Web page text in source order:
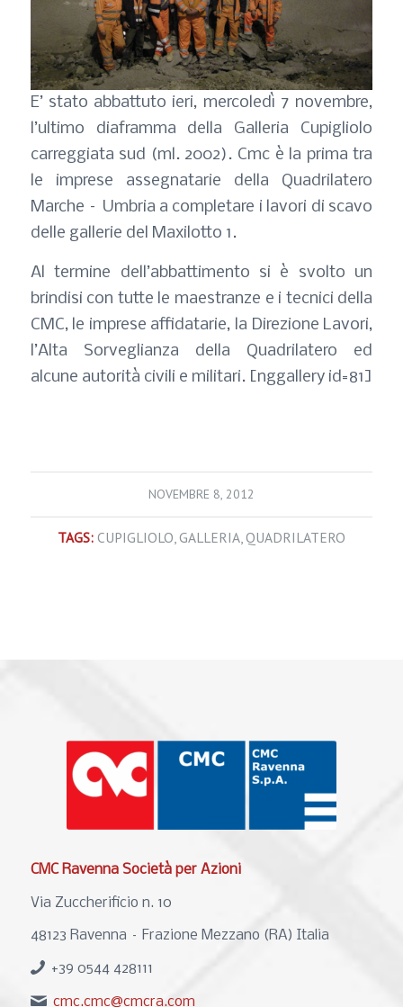
E’ stato abbattuto ieri, mercoledì 7 novembre,
l’ultimo diaframma della Galleria Cupigliolo
carreggiata sud (ml. 2002). Cmc è la prima tra
le imprese assegnatarie della Quadrilatero
Marche – Umbria a completare i lavori di scavo
delle gallerie del Maxilotto 1.
Al termine dell’abbattimento si è svolto un
brindisi con tutte le maestranze e i tecnici della
CMC, le imprese affidatarie, la Direzione Lavori,
l’Alta Sorveglianza della Quadrilatero ed
alcune autorità civili e militari. [nggallery id=81]
NOVEMBRE 8, 2012
TAGS: CUPIGLIOLO,GALLERIA,QUADRILATERO
CMC Ravenna Società per Azioni
Via Zuccherificio n. 10
48123 Ravenna – Frazione Mezzano (RA) Italia
+39 0544 428111
cmc.cmc@cmcra.com